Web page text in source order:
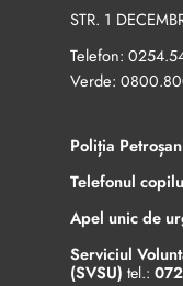
STR. 1
Telefon:
Verde:
Poliția
Telefonul
Apel unic de
Serviciul
(SVSU) tel.: